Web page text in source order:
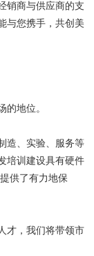
销商与供应商的支
与您携手，共创美
的地位。
造、实验、服务等
培训建设具有硬件
供了有力地保
才，我们将带领市